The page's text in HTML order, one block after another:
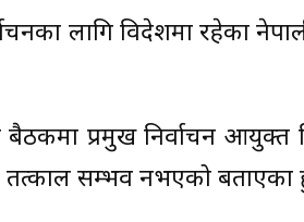
लागि विदेशमा रहेका
बैठकमा प्रमुख निर्वाचन
सम्भव नभएको बताएका